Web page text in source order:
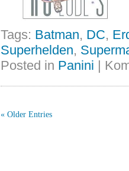
Tags: Batman, DC,
Superhelden,
Posted in Panini |
« Older Entries